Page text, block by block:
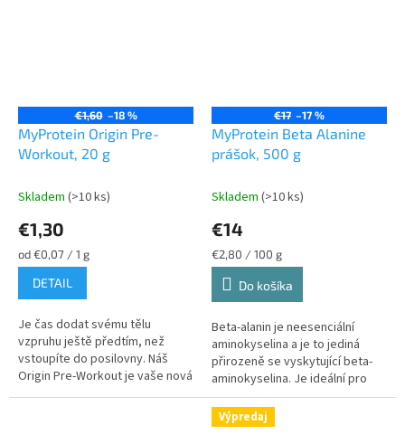
€1,60 –18 %
MyProtein Origin Pre-
Workout, 20 g
Skladem (>10 ks)
€1,30
Jednotková
cena:
od €0,07 / 1 g
DETAIL
Je čas dodat svému tělu
vzpruhu ještě předtím, než
vstoupíte do posilovny. Náš
Origin Pre-Workout je vaše nová
tajná zbraň. Náš přípravek, který
€17 –17 %
MyProtein Beta Alanine
prášok, 500 g
Skladem (>10 ks)
€14
Jednotková
cena:
€2,80 / 100 g
Do košíka
Beta-alanin je neesenciální
aminokyselina a je to jediná
přirozeně se vyskytující beta-
aminokyselina. Je ideální pro
každého, kdo se věnuje sportu,
který vyžaduje výbušnost,...
Výpredaj